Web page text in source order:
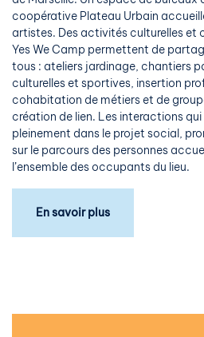
coopérative Plateau Urbain
artistes. Des activités culturelles et
Yes We Camp permettent de
tous : ateliers jardinage, chantiers
culturelles et sportives, insertion
cohabitation de métiers et de
création de lien. Les interactions
pleinement dans le projet social,
sur le parcours des personnes
l’ensemble des occupants du lieu.
En savoir plus